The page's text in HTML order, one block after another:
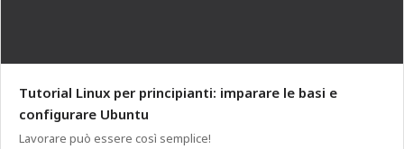
Tutorial Linux per principianti: imparare le basi e
configurare Ubuntu
Lavorare può essere così semplice!